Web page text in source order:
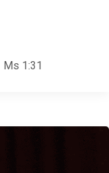
Ms 1:31